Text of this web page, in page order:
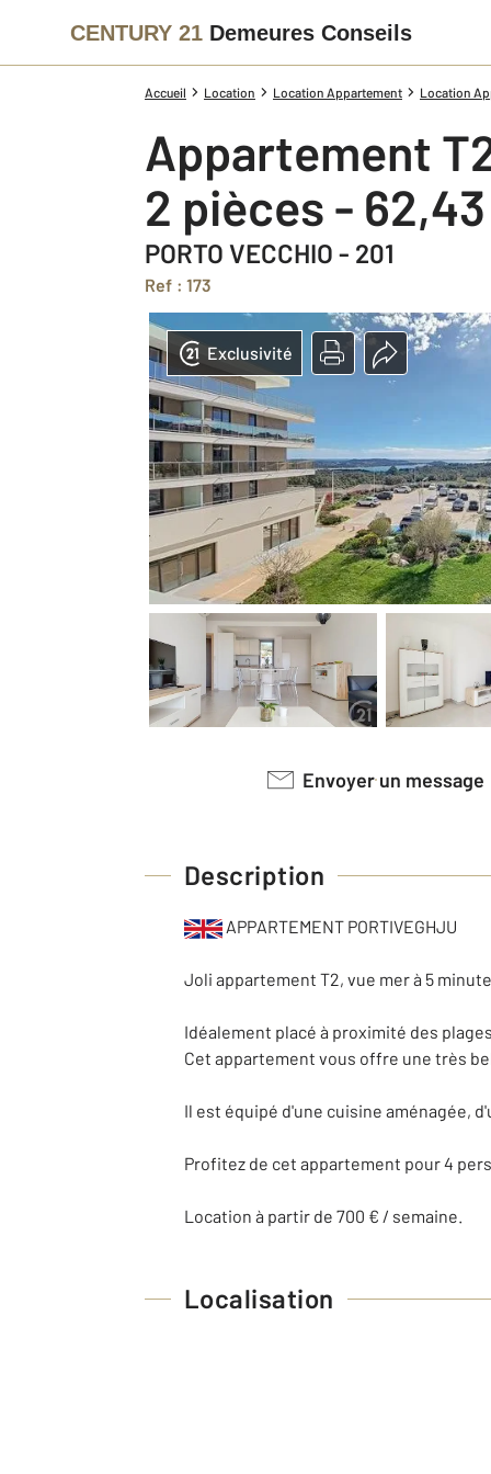
CENTURY 21 Demeures Conseils
Accueil Location Location Appartement Location
Appartement
2 pièces -
PORTO VECCHIO - 201
Ref : 173
Exclusivité
Envoyer un message
Description
APPARTEMENT PORTIVEGHJU
Joli appartement T2, vue mer à 5
Idéalement placé à proximité des
Cet appartement vous offre une très
Il est équipé d'une cuisine aménagée,
Profitez de cet appartement pour 4
Location à partir de 700 € / semaine.
Localisation